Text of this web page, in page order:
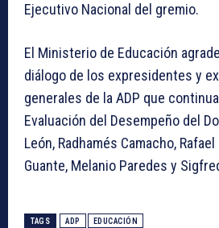
Ejecutivo Nacional del gremio.
El Ministerio de Educación
diálogo de los expresidentes y
generales de la ADP que
Evaluación del Desempeño del
León, Radhamés Camacho,
Guante, Melanio Paredes y
TAGS ADP EDUCACIÓN